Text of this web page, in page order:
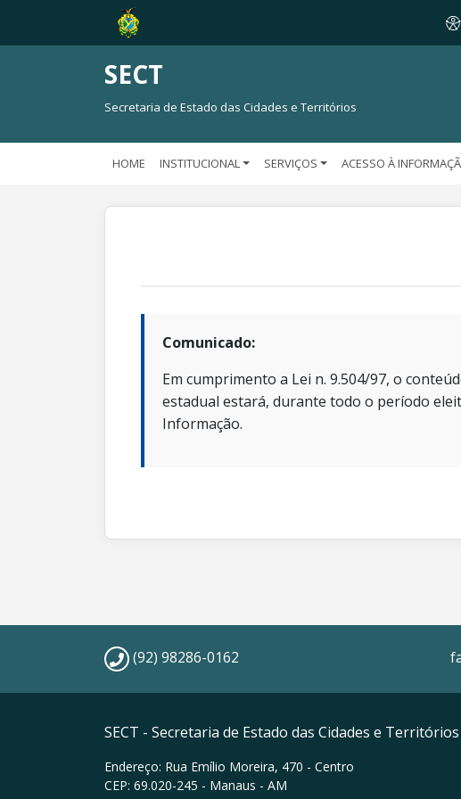
SECT
Secretaria de Estado das Cidades e Territórios
HOME INSTITUCIONAL SERVIÇOS ACESSO À
Comunicado:
Em cumprimento a Lei n. 9.504/97, o
estadual estará, durante todo o período
Informação.
(92) 98286-0162
SECT - Secretaria de Estado das Cidades e Territórios
Endereço: Rua Emílio Moreira, 470 - Centro
CEP: 69.020-245 - Manaus - AM